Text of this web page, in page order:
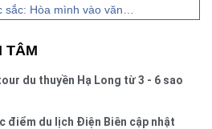
vào văn hóa ẩm thực độc đáo
TÂM
du thuyền Hạ Long từ 3 - 6 sao
điểm du lịch Điện Biên cập nhật